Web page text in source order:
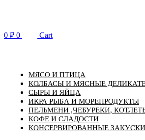
0 ₽ 0 Cart
МЯСО И ПТИЦА
КОЛБАСЫ И МЯСНЫЕ
СЫРЫ И ЯЙЦА
ИКРА РЫБА И МОРЕПРОДУКТЫ
ПЕЛЬМЕНИ ,ЧЕБУРЕКИ,
КОФЕ И СЛАДОСТИ
КОНСЕРВИРОВАННЫЕ ЗАКУСКИ